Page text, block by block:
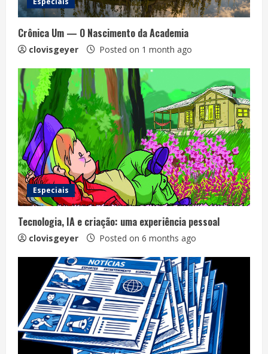
Crônica Um — O Nascimento da Academia
clovisgeyer Posted on 1 month ago
Especiais
Tecnologia, IA e criação: uma experiência pessoal
clovisgeyer Posted on 6 months ago